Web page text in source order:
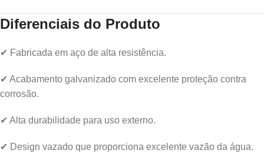
Diferenciais do Produto
✔ Fabricada em aço de alta resistência.
✔ Acabamento galvanizado com excelente proteção contra
corrosão.
✔ Alta durabilidade para uso externo.
✔ Design vazado que proporciona excelente vazão da água.